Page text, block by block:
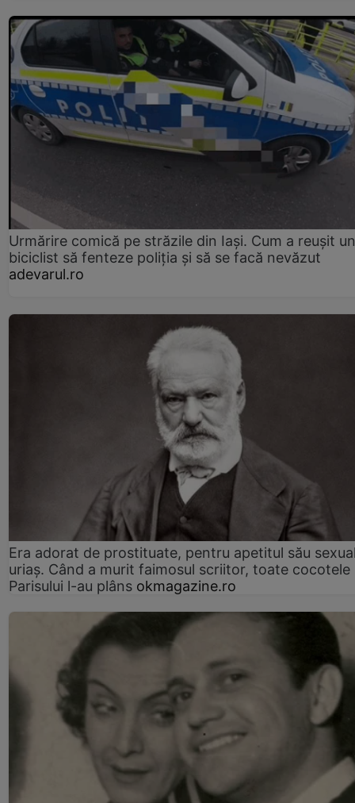
Urmărire comică pe străzile din Iași. Cum a reușit un
biciclist să fenteze poliția și să se facă nevăzut
adevarul.ro
Era adorat de prostituate, pentru apetitul său
uriaș. Când a murit faimosul scriitor, toate cocotele
Parisului l-au plâns okmagazine.ro